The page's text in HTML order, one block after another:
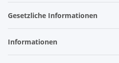
Gesetzliche Informationen
Informationen